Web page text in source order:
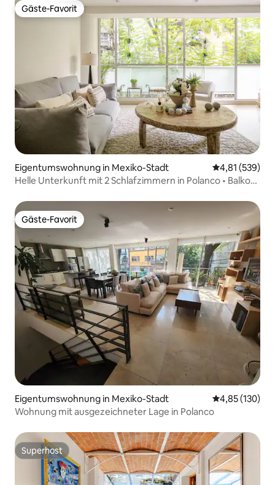
Gäste-Favorit
Gäste-Favorit
Eigentumswohnung in Mexiko-Stadt
4,81 (539)
Helle Unterkunft mit 2 Schlafzimmern in Polanco • Balkon
Gäste-Favorit
Gäste-Favorit
Eigentumswohnung in Mexiko-Stadt
4,85 (130)
Wohnung mit ausgezeichneter Lage in Polanco
Superhost
Superhost